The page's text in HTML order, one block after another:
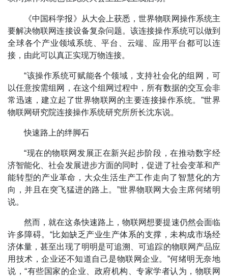
《中国科学报》从大会上获悉，世界物联网操作系统主
要解决物联网连接设备复杂问题。该连接操作系统可以做到
全球各个产业领域系统、平台、云端、应用平台都可以连
接，由此可以真正实现万物连接。
“该操作系统可赋能各个领域，支持社会化的组网，可
以任意按需组网，在这个组网过程中，所有数据的交互会非
常迅速，建立起了世界物联网的主要连接操作系统。”世界
物联网研究院连接操作系统研究所所长沈东说。
快速路上的绊脚石
“现在的物联网发展正在新兴起步阶段，在推动数字经
济智能化、社会发展进步方面的同时，促进了社会变革和产
能转型的产业革命，大众生活生产工作走向了智慧化的方
向，并且在突飞猛进的路上。”世界物联网大会主席何绪明
说。
然而，就在这条快速路上，物联网想要提速仍然会面临
许多障碍。“比如缺乏产业生产体系的支撑，未构成市场经
济体量，甚至出现了明明是可追溯、可追踪的物联网产品应
用技术，企业还不知道自己是物联网企业。”何绪明无奈地
说，“有些国家的企业、政府机构、专家学者认为，物联网